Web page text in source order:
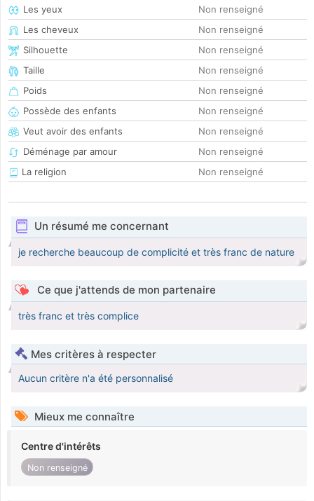
Les yeux
Non renseigné
Les cheveux
Non renseigné
Silhouette
Non renseigné
Taille
Non renseigné
Poids
Non renseigné
Possède des enfants
Non renseigné
Veut avoir des enfants
Non renseigné
Déménage par amour
Non renseigné
La religion
Non renseigné
Un résumé me concernant
je recherche beaucoup de complicité et très franc de nature
Ce que j'attends de mon partenaire
très franc et très complice
Mes critères à respecter
Aucun critère n'a été personnalisé
Mieux me connaître
Centre d'intérêts
Non renseigné